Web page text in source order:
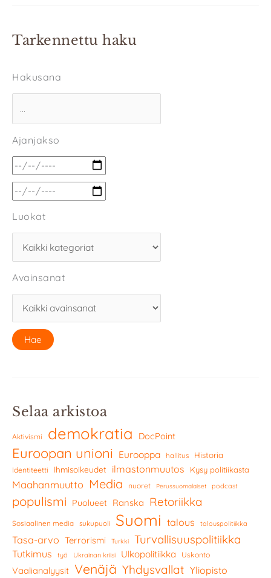
Tarkennettu haku
Hakusana
Ajanjakso
Luokat
Avainsanat
Selaa arkistoa
Aktivismi demokratia DocPoint
Euroopan unioni Eurooppa hallitus Historia
Identiteetti Ihmisoikeudet ilmastonmuutos Kysy politiikasta
Maahanmuutto Media nuoret Perussuomalaiset podcast
populismi Puolueet Ranska Retoriikka
Sosiaalinen media sukupuoli Suomi talous talouspolitiikka
Tasa-arvo Terrorismi Turkki Turvallisuuspolitiikka
Tutkimus työ Ukrainan kriisi Ulkopolitiikka Uskonto
Vaalianalyysit Venäjä Yhdysvallat Yliopisto